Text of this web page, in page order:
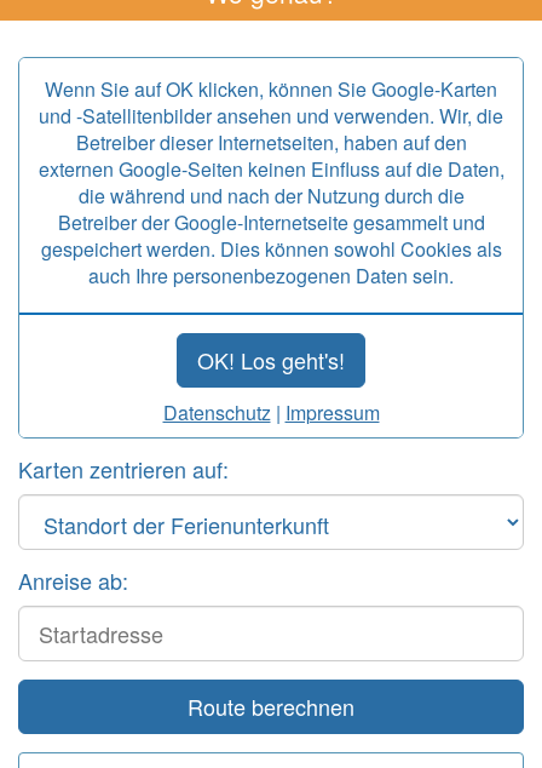
Wenn Sie auf OK klicken, können Sie Google-Karten
und -Satellitenbilder ansehen und verwenden. Wir, die
Betreiber dieser Internetseiten, haben auf den
externen Google-Seiten keinen Einfluss auf die Daten,
die während und nach der Nutzung durch die
Betreiber der Google-Internetseite gesammelt und
gespeichert werden. Dies können sowohl Cookies als
auch Ihre personenbezogenen Daten sein.
OK! Los geht's!
Datenschutz| Impressum
Karten zentrieren auf:
Anreise ab:
Start
Route berechnen